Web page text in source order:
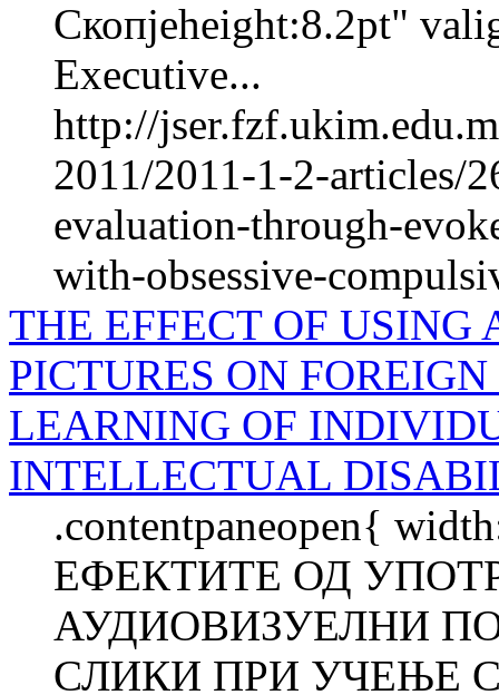
Скопјеheight:8.2pt"
Executive...
http://
2011/2011-1-2-articles/
evaluation-through-
with-obsessive-
THE EFFECT OF
PICTURES ON
LEARNING OF
INTELLECTUAL
.contentpaneopen{
ЕФЕКТИТЕ ОД
АУДИОВИЗУЕЛНИ
СЛИКИ ПРИ УЧЕЊЕ